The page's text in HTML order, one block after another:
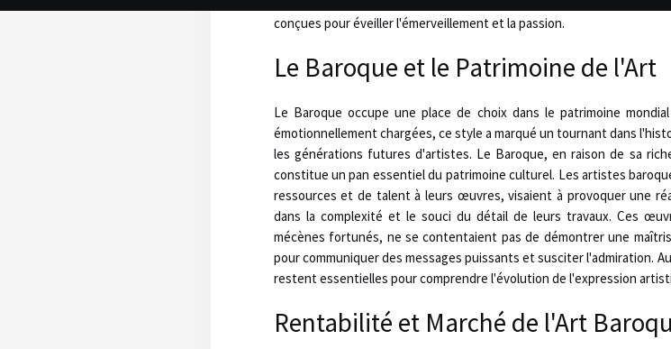
conçues pour éveiller l'émerveillement et la passion.
Le Baroque et le Patrimoine de l'Art
Le Baroque occupe une place de choix dans le patrimoine
émotionnellement chargées, ce style a marqué un tournant dans
les générations futures d'artistes. Le Baroque, en raison de sa
constitue un pan essentiel du patrimoine culturel. Les artistes
ressources et de talent à leurs œuvres, visaient à provoquer une
dans la complexité et le souci du détail de leurs travaux. Ces
mécènes fortunés, ne se contentaient pas de démontrer une
pour communiquer des messages puissants et susciter l'admiration.
restent essentielles pour comprendre l'évolution de l'expression
Rentabilité et Marché de l'Art